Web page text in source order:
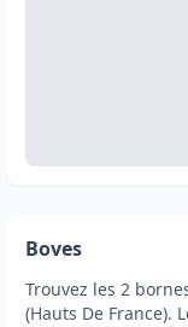
Boves
Trouvez les 2
(Hauts De France).